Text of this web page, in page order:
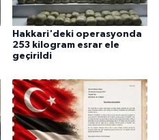
Hakkari'deki operasyonda
253 kilogram esrar ele
geçirildi